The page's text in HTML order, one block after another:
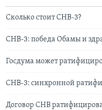
Сколько стоит СНВ-3?
СНВ-3: победа Обамы и
Госдума может
СНВ-3: синхронной
Договор СНВ